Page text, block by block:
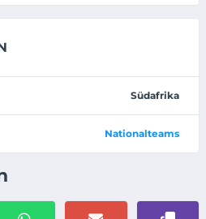
Südafrika
Nationalteams